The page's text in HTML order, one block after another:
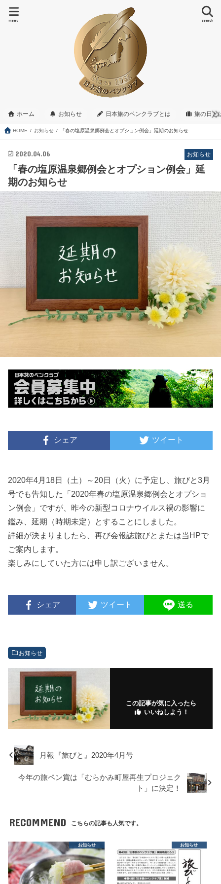
search
menu
ホーム お知らせ 日本旅のペンクラブとは 旅の日と
HOME お知らせ 「春の塩原温泉郷例会とオプション例会」延期のお知らせ
お知らせ
2020.04.06
「春の塩原温泉郷例会とオプション例会」延
期のお知らせ
シェア ツイート
2020年4月18日（土）～20日（火）に予定し、旅びと3月
号でも告知した「2020年春の塩原温泉郷例会とオプショ
ン例会」ですが、昨今の新型コロナウイルス禍の影響に
鑑み、延期（時期未定）とすることにしました。
詳細が決まりましたら、再び会報誌旅びとまたは当HPで
ご案内します。
楽しみにしていた方には申し訳ございません。
シェア ツイート 送る
お知らせ
この記事が気に入ったら
いいねしよう！
月報『旅びと』2020年4月号
今年の旅ペン賞は「むらかみ町屋再生プロジェク
ト」に決定！
RECOMMEND こちらの記事も人気です。
お知らせ お知らせ